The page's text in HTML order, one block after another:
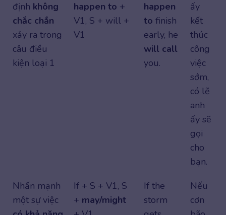
định không
chắc chắn
xảy ra trong
câu điều
kiện loại 1
happen to +
V1, S + will +
V1
happen
to finish
early, he
will call
you.
ấy
kết
thúc
công
việc
sớm,
có lẽ
anh
ấy sẽ
gọi
cho
bạn.
Nhấn mạnh
một sự việc
If + S + V1, S
+ may/might
If the
storm
Nếu
cơn